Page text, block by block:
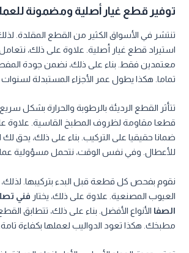
توفير قطع غيار أصلية ومضمونة
تنتشر في الأسواق الكثير من القطع المقلدة.
استيراد قطع غيار أصلية. علاوة على ذلك،
معتمدين فقط. بناء على ذلك، نضمن جودة
تماما. هكذا يطول عمر الأجزاء المستبدلة لسنوات
تتأثر القطع الرديئة بالرطوبة والحرارة بشكل
قطعا مقاومة لظروف المطبخ القاسية. علاوة
ضمانا حقيقيا على التركيب. بناء على ذلك، يحق لك
للأعطال. وفي نفس الوقت، نتحمل مسؤولية
نقوم بفحص كل قطعة قبل البدء بتركيبها.
العيوب المصنعية. علاوة على ذلك، يختار فني
الصفا الأنواع الأفضل. بناء على ذلك، تتطابق
مطبخك. هكذا تعود الدواليب لعملها بكفاءة تامة.